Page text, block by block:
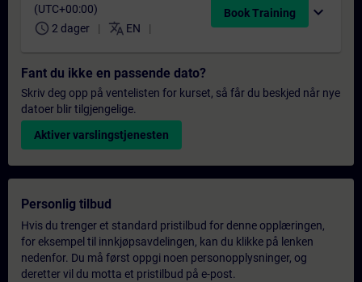
(UTC+00:00)
schedule 2 dager translate EN
Book Training expand_more
Fant du ikke en passende dato?
Skriv deg opp på ventelisten for kurset, så får du beskjed når nye
datoer blir tilgjengelige.
Aktiver varslingstjenesten
Personlig tilbud
Hvis du trenger et standard pristilbud for denne opplæringen,
for eksempel til innkjøpsavdelingen, kan du klikke på lenken
nedenfor. Du må først oppgi noen personopplysninger, og
deretter vil du motta et pristilbud på e-post.